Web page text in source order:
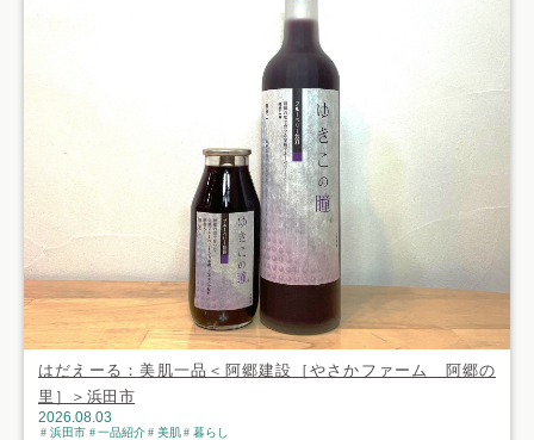
はだえーる：美肌一品＜阿郷建設［やさかファーム 阿郷の
里］＞浜田市
2026.08.03
浜田市 一品紹介 美肌 暮らし